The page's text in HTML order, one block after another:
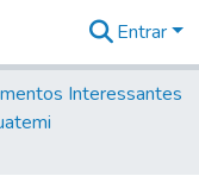
Entrar
Interessantes